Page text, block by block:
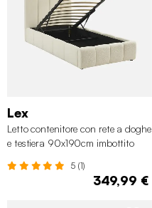
Lex
Letto contenitore con rete a doghe
e testiera 90x190cm imbottito
5 (1)
349,99 €